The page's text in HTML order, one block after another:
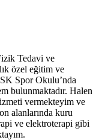
Tedavi ve
özel eğitim ve
Spor Okulu’nda
bulunmaktadır. Halen
vermekteyim ve
alanlarında kuru
ve elektroterapi gibi